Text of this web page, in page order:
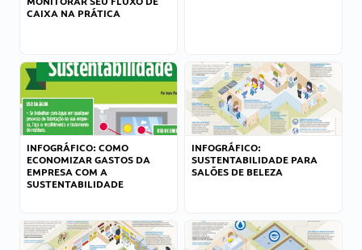
CAIXA NA PRÁTICA
INFOGRÁFICO: COMO
ECONOMIZAR GASTOS DA
EMPRESA COM A
SUSTENTABILIDADE
INFOGRÁFICO:
SUSTENTABILIDADE PARA
SALÕES DE BELEZA